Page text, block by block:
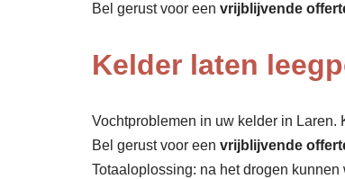
Bel gerust voor een vrijblijvende
Kelder laten
Vochtproblemen in uw kelder in Laren.
Bel gerust voor een vrijblijvende
Totaaloplossing: na het drogen